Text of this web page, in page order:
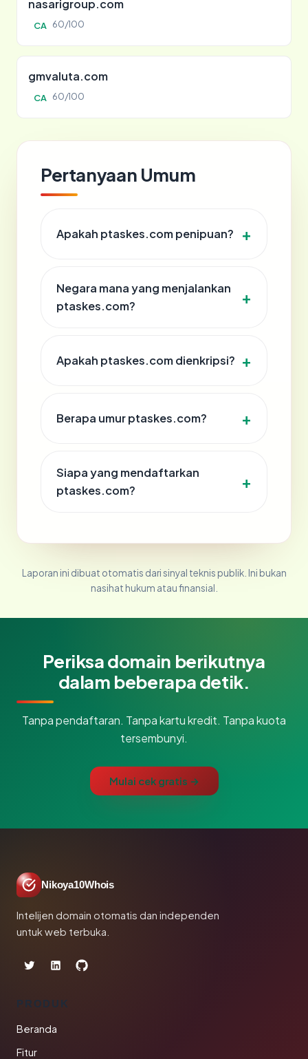
nasarigroup.com
CA 60/100
gmvaluta.com
CA 60/100
Pertanyaan Umum
Apakah ptaskes.com penipuan?
Negara mana yang menjalankan
ptaskes.com?
Apakah ptaskes.com dienkripsi?
Berapa umur ptaskes.com?
Siapa yang mendaftarkan
ptaskes.com?
Laporan ini dibuat otomatis dari sinyal teknis publik. Ini bukan
nasihat hukum atau finansial.
Periksa domain berikutnya
dalam beberapa detik.
Tanpa pendaftaran. Tanpa kartu kredit. Tanpa kuota
tersembunyi.
Mulai cek gratis →
Nikoya10Whois
Intelijen domain otomatis dan independen
untuk web terbuka.
PRODUK
Beranda
Fitur